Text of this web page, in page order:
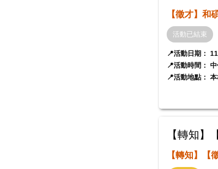
【徵才】和
活動已結束
📍活動日期：
📍活動時間：
📍活動地點：
【轉知
【轉知】【